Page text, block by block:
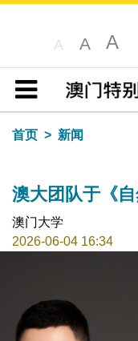
A A A
目录
首页
新闻
澳大团队于《
澳门大学
2026-06-04 16:34